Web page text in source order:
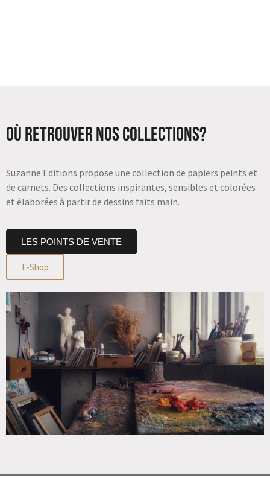
Où retrouver nos collections?
Suzanne Editions propose une collection de papiers peints et
de carnets. Des collections inspirantes, sensibles et colorées
et élaborées à partir de dessins faits main.
LES POINTS DE VENTE
E-Shop